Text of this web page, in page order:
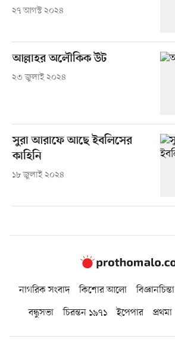
২৭ আগস্ট ২০২৪
আল্লাহর অলৌকিক উট
২৩ জুলাই ২০২৪
সুরা আরাফে আছে ইবলিসের
কাহিনি
১৮ জুলাই ২০২৪
নাগরিক সংবাদ কিশোর আলো বিজ্ঞানচিন্তা
বন্ধুসভা
চিরন্তন ১৯৭১ ইপেপার প্রথমা